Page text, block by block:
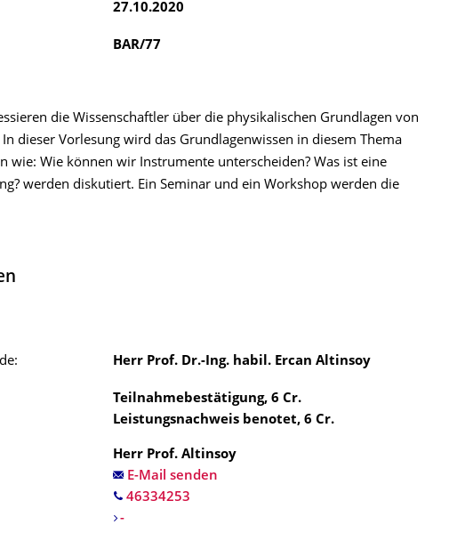
27.10.2020
BAR/77
die Wissenschaftler über die physikalischen Grundlagen von
dieser Vorlesung wird das Grundlagenwissen in diesem Thema
wie: Wie können wir Instrumente unterscheiden? Was ist eine
werden diskutiert. Ein Seminar und ein Workshop werden die
Herr Prof. Dr.-Ing. habil. Ercan Altinsoy
Teilnahmebestätigung, 6 Cr.
Leistungsnachweis benotet, 6 Cr.
Herr Prof. Altinsoy
E-Mail senden
-